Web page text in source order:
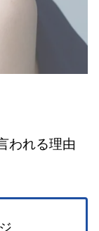
われる理由